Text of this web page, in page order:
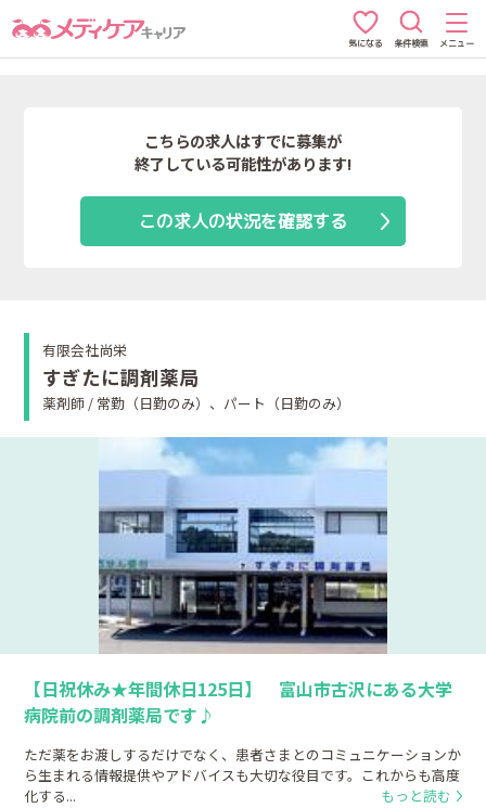
気になる 条件検索 メニュー
こちらの求人はすでに募集が
終了している可能性があります!
この求人の状況を確認する
有限会社尚栄
すぎたに調剤薬局
薬剤師 / 常勤（日勤のみ）、パート（日勤のみ）
【日祝休み★年間休日125日】 富山市古沢にある大学
病院前の調剤薬局です♪
ただ薬をお渡しするだけでなく、患者さまとのコミュニケーションか
ら生まれる情報提供やアドバイスも大切な役目です。これからも高度
化する...
もっと読む